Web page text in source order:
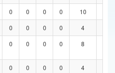
0 0 0 0 10
0 0 0 0 4
0 0 0 0 8
0 0 0 0 4